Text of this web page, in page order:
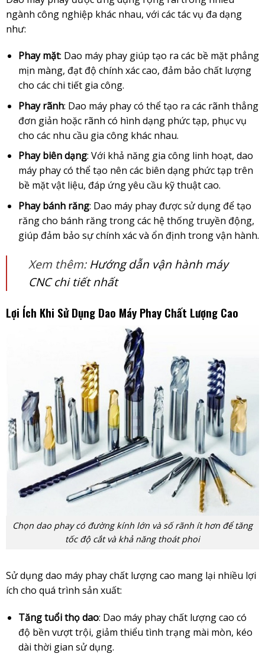
ngành công nghiệp khác nhau, với các tác vụ đa dạng
như:
Phay mặt: Dao máy phay giúp tạo ra các bề mặt phẳng
mịn màng, đạt độ chính xác cao, đảm bảo chất lượng
cho các chi tiết gia công.
Phay rãnh: Dao máy phay có thể tạo ra các rãnh thẳng
đơn giản hoặc rãnh có hình dạng phức tạp, phục vụ
cho các nhu cầu gia công khác nhau.
Phay biên dạng: Với khả năng gia công linh hoạt, dao
máy phay có thể tạo nên các biên dạng phức tạp trên
bề mặt vật liệu, đáp ứng yêu cầu kỹ thuật cao.
Phay bánh răng: Dao máy phay được sử dụng để tạo
răng cho bánh răng trong các hệ thống truyền động,
giúp đảm bảo sự chính xác và ổn định trong vận hành.
Xem thêm: Hướng dẫn vận hành máy
CNC chi tiết nhất
Lợi Ích Khi Sử Dụng Dao Máy Phay Chất Lượng Cao
Chọn dao phay có đường kính lớn và số rãnh ít hơn để tăng
tốc độ cắt và khả năng thoát phoi
Sử dụng dao máy phay chất lượng cao mang lại nhiều lợi
ích cho quá trình sản xuất:
Tăng tuổi thọ dao: Dao máy phay chất lượng cao có
độ bền vượt trội, giảm thiểu tình trạng mài mòn, kéo
dài thời gian sử dụng.